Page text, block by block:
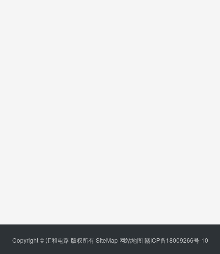
Copyright © 汇和电路 版权所有SiteMap 网站地图 赣ICP备18009266号-10